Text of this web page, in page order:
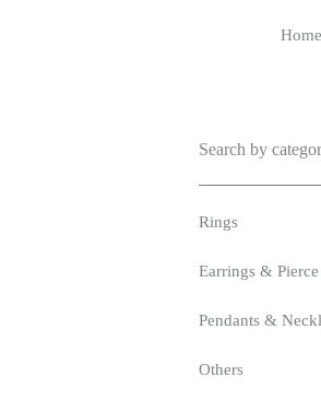
Home
Search by
Rings
Earrings & Pierce
Pendants &
Others